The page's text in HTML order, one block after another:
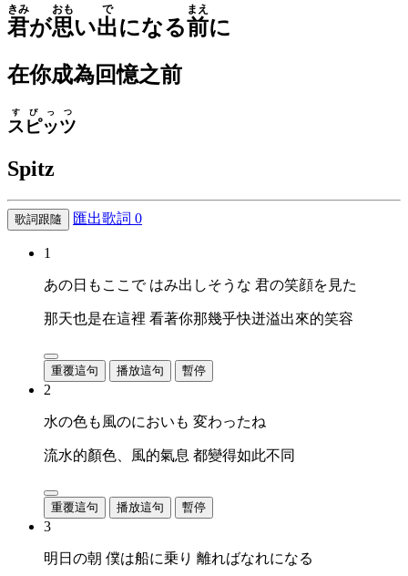
君
きみ
が思
おも
い出
で
になる前
まえ
に
在你成為回憶之前
スピッツ
すぴっつ
Spitz
歌詞跟隨 匯出歌詞 0
1
あの日もここで はみ出しそうな 君の笑顔を見た
那天也是在這裡 看著你那幾乎快迸溢出來的笑容
重覆這句 播放這句 暫停
2
水の色も風のにおいも 変わったね
流水的顏色、風的氣息 都變得如此不同
重覆這句 播放這句 暫停
3
明日の朝 僕は船に乗り 離ればなれになる